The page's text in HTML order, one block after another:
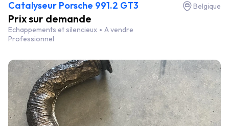
Catalyseur Porsche 991.2 GT3 Belgique
Prix sur demande
Echappements et silencieux
A vendre
Professionnel